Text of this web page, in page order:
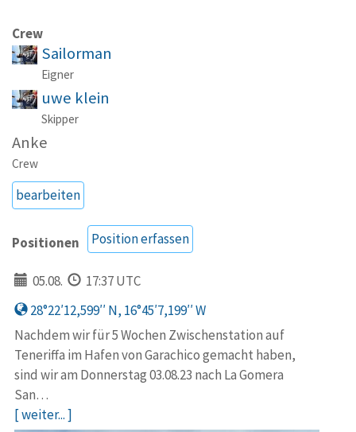
Crew
Sailorman
Eigner
uwe klein
Skipper
Anke
Crew
bearbeiten
Positionen Position erfassen
05.08.
17:37 UTC
28°22′12,599′′ N, 16°45′7,199′′ W
Nachdem wir für 5 Wochen Zwischenstation auf
Teneriffa im Hafen von Garachico gemacht haben,
sind wir am Donnerstag 03.08.23 nach La Gomera
San…
[ weiter... ]